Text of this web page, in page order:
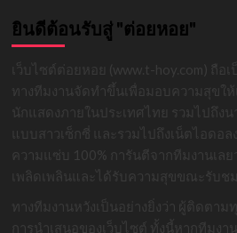
ยินดีต้อนรับสู่ "ต่อยหอย"
เว็บไซต์ต่อยหอย (www.t-hoy.com) ถือ
ทางทีมงานจัดทำขึ้นเพื่อมอบความสุขใ
นักแสดงภายในประเทศไทย รวมไปถึ
แบบสาวเซ็กซี่ และรวมไปถึงเน็ตไอดอ
ความแซ่บ 100% การันตีจากทีมงานเล
เพลิดเพลินและได้รับความสุขขณะรับช
ทางทีมงานหวังเป็นอย่างยิ่งว่า ผู้ติดตา
การนำเสนอของเว็บไซต์ ทั้งนี้หากทีมง